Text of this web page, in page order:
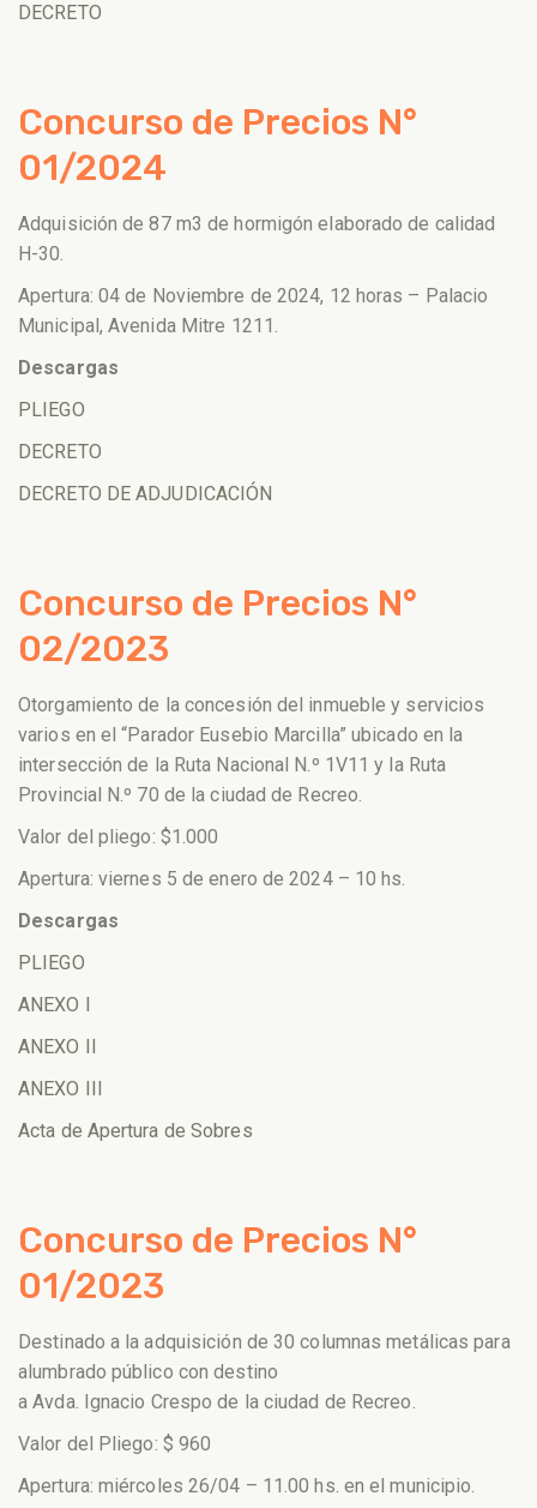
DECRETO
Concurso de Precios N°
01/2024
Adquisición de 87 m3 de hormigón elaborado de calidad
H-30.
Apertura: 04 de Noviembre de 2024, 12 horas – Palacio
Municipal, Avenida Mitre 1211.
Descargas
PLIEGO
DECRETO
DECRETO DE ADJUDICACIÓN
Concurso de Precios N°
02/2023
Otorgamiento de la concesión del inmueble y servicios
varios en el “Parador Eusebio Marcilla” ubicado en la
intersección de la Ruta Nacional N.º 1V11 y la Ruta
Provincial N.º 70 de la ciudad de Recreo.
Valor del pliego: $1.000
Apertura: viernes 5 de enero de 2024 – 10 hs.
Descargas
PLIEGO
ANEXO I
ANEXO II
ANEXO III
Acta de Apertura de Sobres
Concurso de Precios N°
01/2023
Destinado a la adquisición de 30 columnas metálicas para
alumbrado público con destino
a Avda. Ignacio Crespo de la ciudad de Recreo.
Valor del Pliego: $ 960
Apertura: miércoles 26/04 – 11.00 hs. en el municipio.